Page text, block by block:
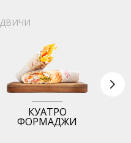
КУАТРО
ФОРМАДЖИ